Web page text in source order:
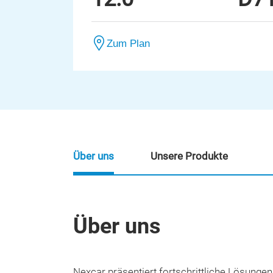
Zum Plan
Über uns
Über uns Unsere Produkte